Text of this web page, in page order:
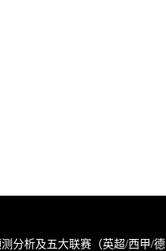
分析及五大联赛（英超/西甲/德